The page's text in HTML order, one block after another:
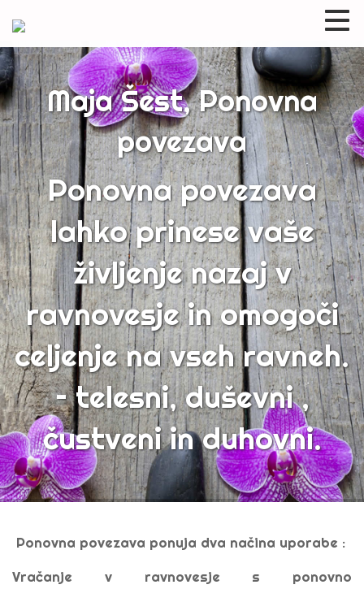
Maja Šest, Ponovna
povezava
Ponovna povezava
lahko prinese vaše
življenje nazaj v
ravnovesje in omogoči
celjenje na vseh ravneh.
– telesni, duševni ,
čustveni in duhovni.
Ponovna povezava ponuja dva načina uporabe :
Vračanje v ravnovesje s ponovno